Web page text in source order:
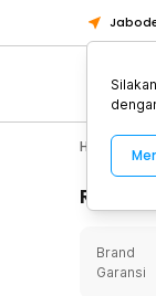
Home
Rincian
Brand
Garansi